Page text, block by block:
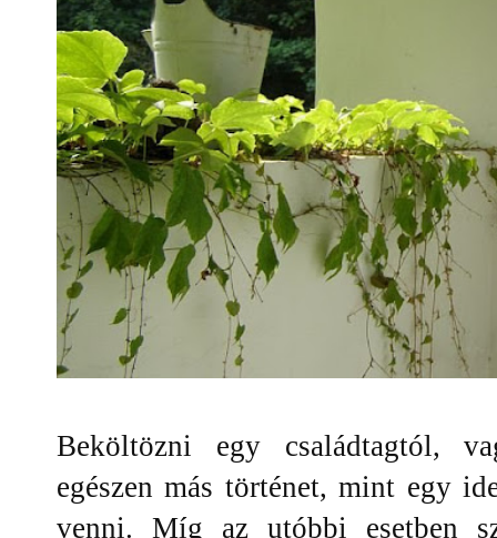
Beköltözni egy családtagtól,
egészen más történet, mint egy
venni. Míg az utóbbi esetben